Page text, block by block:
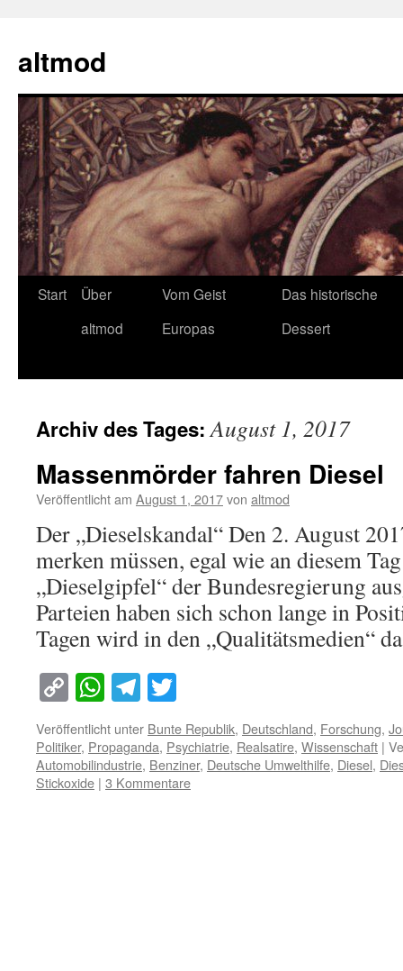
springen
altmod
Start
Über
altmod
Vom Geist
Europas
Das historische
Dessert
Archiv des Tages:August 1, 2017
Massenmörder fahren Diesel
Veröffentlicht am August 1, 2017von altmod
Der „Dieselskandal“ Den 2. August
merken müssen, egal wie an diesem
„Dieselgipfel“ der Bundesregierung
Parteien haben sich schon lange in
Tagen wird in den „Qualitätsmedien“
Copy
Link
WhatsApp
Telegram
Veröffentlicht unter Bunte Republik, Deutschland, Forschung,
Politiker, Propaganda, Psychiatrie, Realsatire, Wissenschaft |
Automobilindustrie, Benziner, Deutsche Umwelthilfe, Diesel,
Stickoxide | 3 Kommentare